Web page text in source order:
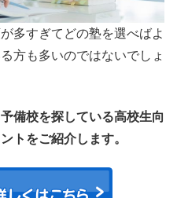
多すぎてどの塾を選べばよ
方も多いのではないでしょ
備校を探している高校生向
トをご紹介します。